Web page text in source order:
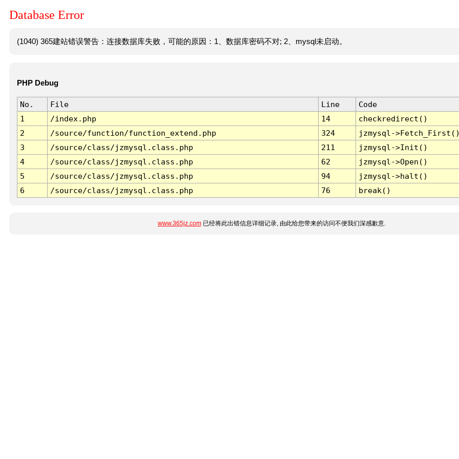
Database Error
(1040) 365建站错误警告：连接数据库失败，可能的原因：1、数据库密码不对; 2、mysql未启动。
PHP Debug
No. File Line
Code
1
/index.php 14
checkredirect()
2
/source/function/function_extend.php 324
jzmysql-
3
/source/class/jzmysql.class.php 211
jzmysql->Init()
4
/source/class/jzmysql.class.php 62
jzmysql->Open()
5
/source/class/jzmysql.class.php 94
jzmysql->halt()
6
/source/class/jzmysql.class.php 76 break()
www.365jz.com已经将此出错信息详细记录, 由此给您带来的访问不便我们深感歉意.